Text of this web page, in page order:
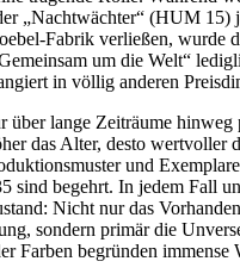
„Nachtwächter“ (HUM 15)
Fabrik verließen, wurde
um die Welt“
in völlig anderen
über lange Zeiträume
das Alter, desto wertvoller
und
sind begehrt. In jedem Fall
Nicht nur das
sondern primär die
Farben begründen immense